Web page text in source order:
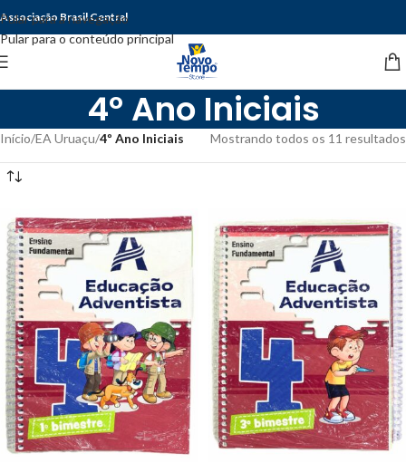
Pular para a navegação
Pular para o conteúdo principal
Associação Brasil Central
4º Ano Iniciais
Início/EA Uruaçu/4º Ano Iniciais Mostrando todos os 11 resultados